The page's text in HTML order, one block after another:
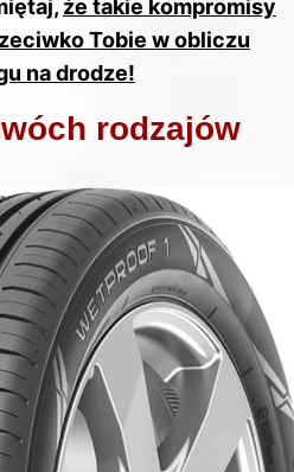
że takie kompromisy
Tobie w obliczu
na drodze!
rodzajów